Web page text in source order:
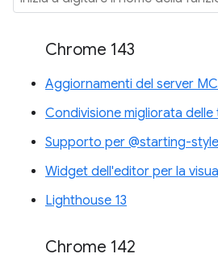
Chrome 143
Aggiornamenti del server
Condivisione migliorata
Supporto per @starting-style
Widget dell'editor per la
Lighthouse 13
Chrome 142